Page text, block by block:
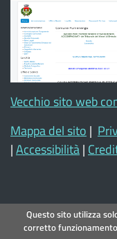
Vecchio sito web
Mappa del sito |
|Accessibilità|
Questo sito utilizza
corretto